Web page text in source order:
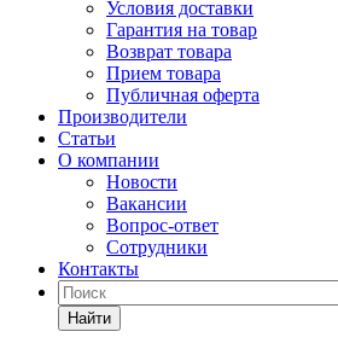
Условия доставки
Гарантия на товар
Возврат товара
Прием товара
Публичная оферта
Производители
Статьи
О компании
Новости
Вакансии
Вопрос-ответ
Сотрудники
Контакты
Найти